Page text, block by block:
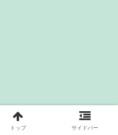
トップ サイドバー